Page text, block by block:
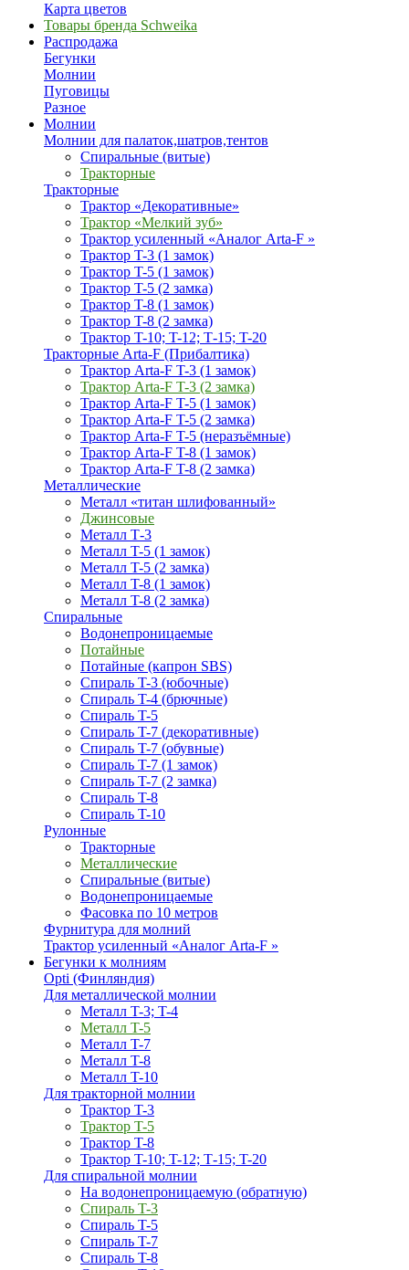
Карта цветов
Товары бренда Schweika
Распродажа
Бегунки
Молнии
Пуговицы
Разное
Молнии
Молнии для палаток,шатров,тентов
Спиральные (витые)
Тракторные
Тракторные
Трактор «Декоративные»
Трактор «Мелкий зуб»
Трактор усиленный «Аналог Arta-F »
Трактор T-3 (1 замок)
Трактор T-5 (1 замок)
Трактор T-5 (2 замка)
Трактор T-8 (1 замок)
Трактор T-8 (2 замка)
Трактор T-10; T-12; Т-15; T-20
Тракторные Arta-F (Прибалтика)
Трактор Arta-F T-3 (1 замок)
Трактор Arta-F T-3 (2 замка)
Трактор Arta-F T-5 (1 замок)
Трактор Arta-F T-5 (2 замка)
Трактор Arta-F T-5 (неразъёмные)
Трактор Arta-F T-8 (1 замок)
Трактор Arta-F T-8 (2 замка)
Металлические
Металл «титан шлифованный»
Джинсовые
Металл Т-3
Металл T-5 (1 замок)
Металл T-5 (2 замка)
Металл T-8 (1 замок)
Металл T-8 (2 замка)
Спиральные
Водонепроницаемые
Потайные
Потайные (капрон SBS)
Спираль T-3 (юбочные)
Спираль T-4 (брючные)
Спираль T-5
Спираль T-7 (декоративные)
Спираль T-7 (обувные)
Спираль T-7 (1 замок)
Спираль T-7 (2 замка)
Спираль T-8
Спираль T-10
Рулонные
Тракторные
Металлические
Спиральные (витые)
Водонепроницаемые
Фасовка по 10 метров
Фурнитура для молний
Трактор усиленный «Аналог Arta-F »
Бегунки к молниям
Opti (Финляндия)
Для металлической молнии
Металл T-3; T-4
Металл T-5
Металл T-7
Металл T-8
Металл T-10
Для тракторной молнии
Трактор T-3
Трактор T-5
Трактор T-8
Трактор T-10; T-12; Т-15; T-20
Для спиральной молнии
На водонепроницаемую (обратную)
Спираль T-3
Спираль T-5
Спираль T-7
Спираль T-8